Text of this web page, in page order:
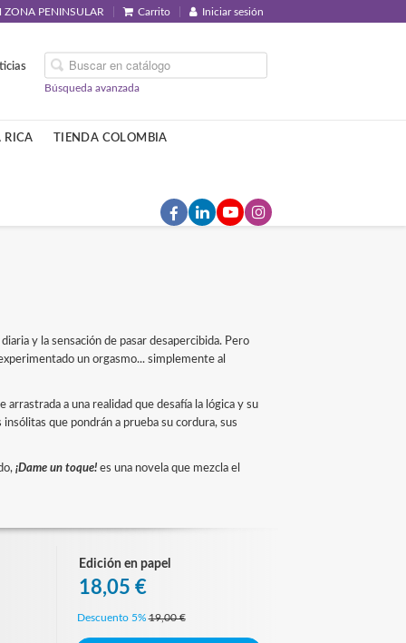
ZONA PENINSULAR Carrito Iniciar sesión
Búsqueda avanzada
RICA TIENDA COLOMBIA
y la sensación de pasar desapercibida. Pero
un orgasmo... simplemente al
a una realidad que desafía la lógica y su
que pondrán a prueba su cordura, sus
¡Dame un toque! es una novela que mezcla el
Edición en papel
18,05 €
Descuento 5% 19,00 €